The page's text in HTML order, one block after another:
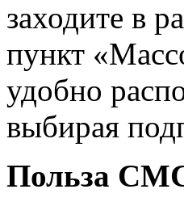
заходите в
пункт
удобно
выбирая
Польза СМС